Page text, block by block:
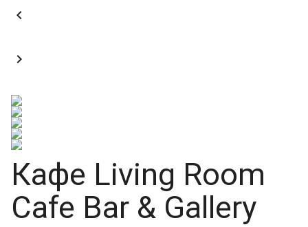


Кафе Living Room
Cafe Bar & Gallery